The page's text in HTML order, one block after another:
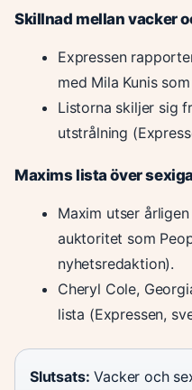
Skillnad mellan vacker
Expressen
med Mila Kunis
Listorna skiljer sig
utstrålning
Maxims lista över
Maxim utser
auktoritet som
nyhetsredaktion).
Cheryl Cole,
lista (Expressen,
Slutsats: Vacker och